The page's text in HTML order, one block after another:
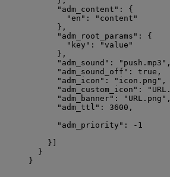
"adm_content" :
"en" : " content "
},
"adm_root_params" :
"key" : " value "
},
"adm_sound" : " push.mp3 "
"adm_sound_off" : true
"adm_icon" : " icon.png "
"adm_custom_icon" : "
"adm_banner" : " URL.png "
"adm_ttl" : 3600
"adm_priority" : -1
}]
}
}